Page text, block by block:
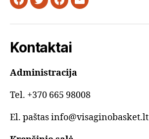
Facebook
TwitterInstagram
Email
Kontaktai
Administracija
Tel. +370 665 98008
El. paštas info@visaginobasket.lt